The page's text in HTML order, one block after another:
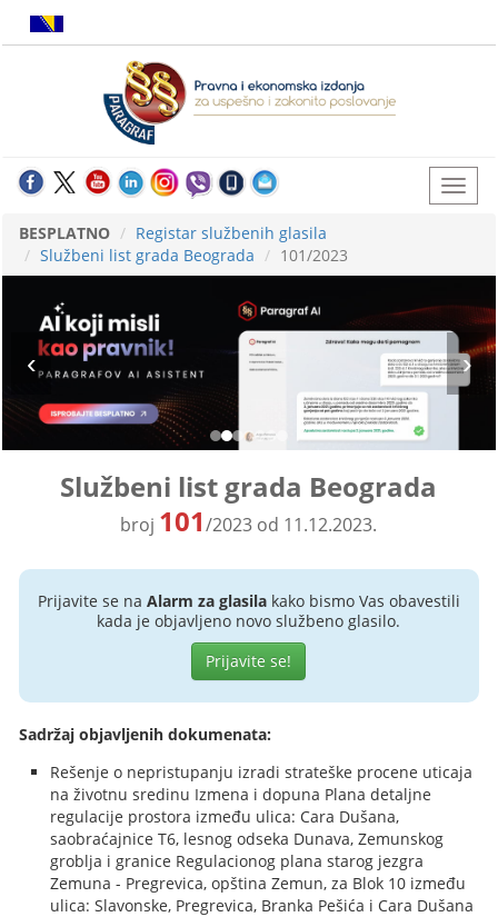
BESPLATNO
Registar službenih glasila
Službeni list grada Beograda
101/2023
Službeni list grada Beograda
broj 101/2023 od 11.12.2023.
Prijavite se na Alarm za glasilakako bismo Vas obavestili
kada je objavljeno novo službeno glasilo.
Prijavite se!
Sadržaj objavljenih dokumenata:
Rešenje o nepristupanju izradi strateške procene uticaja
na životnu sredinu Izmena i dopuna Plana detaljne
regulacije prostora između ulica: Cara Dušana,
saobraćajnice T6, lesnog odseka Dunava, Zemunskog
groblja i granice Regulacionog plana starog jezgra
Zemuna - Pregrevica, opština Zemun, za Blok 10 između
ulica: Slavonske, Pregrevica, Branka Pešića i Cara Dušana